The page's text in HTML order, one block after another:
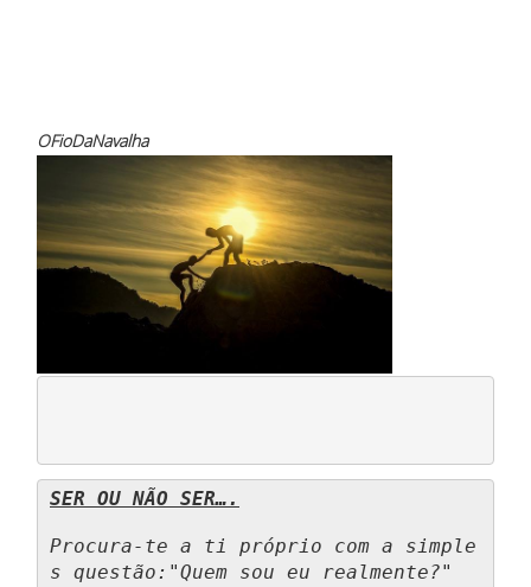
OFioDaNavalha
SER OU NÃO SER….
Procura-te a ti próprio com a simple
s questão:"Quem sou eu realmente?"